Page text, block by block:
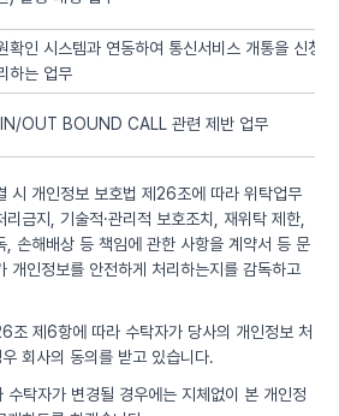
확인 시스템과 연동하여 통신서비스 개통을 신청
하는 업무
IN/OUT BOUND CALL 관련 제반 업무
시 개인정보 보호법 제26조에 따라 위탁업무
금지, 기술적·관리적 보호조치, 재위탁 제한,
, 손해배상 등 책임에 관한 사항을 계약서 등 문
개인정보를 안전하게 처리하는지를 감독하고
조 제6항에 따라 수탁자가 당사의 개인정보 처
회사의 동의를 받고 있습니다.
탁자가 변경될 경우에는 지체없이 본 개인정